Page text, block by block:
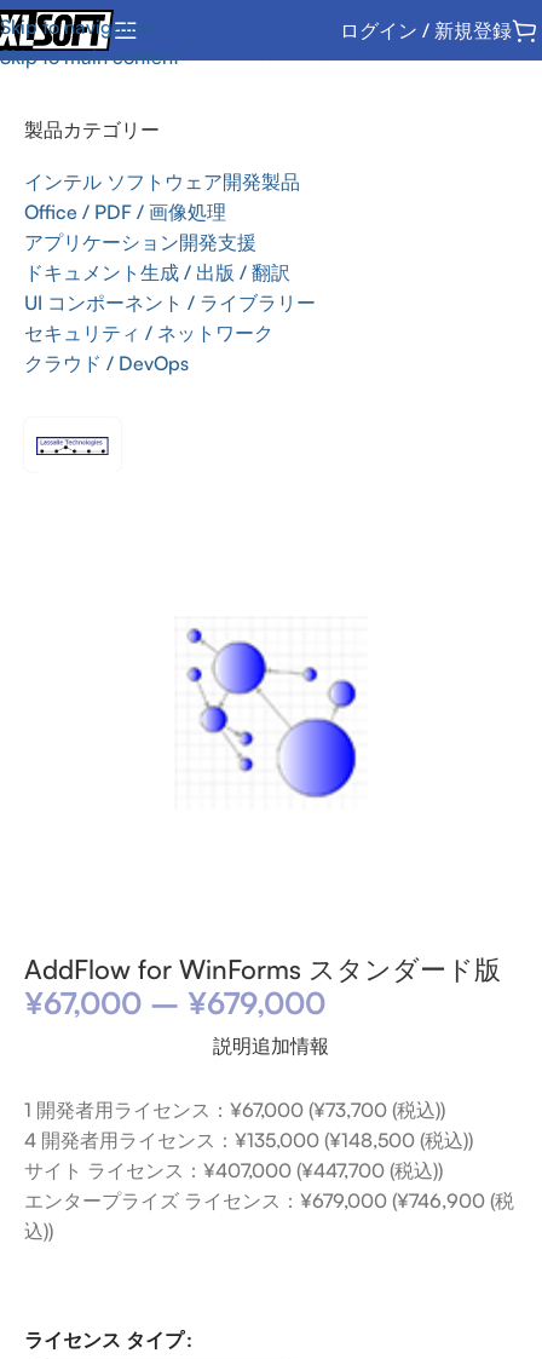
Skip to navigation
Skip to main content
ログイン / 新規登録
ホーム/UI コンポーネント / ライブラリー
製品カテゴリー
インテル ソフトウェア開発製品
Office / PDF / 画像処理
アプリケーション開発支援
ドキュメント生成 / 出版 / 翻訳
UI コンポーネント / ライブラリー
セキュリティ / ネットワーク
クラウド / DevOps
AddFlow for WinForms スタンダード版
¥67,000 – ¥679,000
説明追加情報
1 開発者用ライセンス：¥67,000 (¥73,700 (税込))
4 開発者用ライセンス：¥135,000 (¥148,500 (税込))
サイト ライセンス：¥407,000 (¥447,700 (税込))
エンタープライズ ライセンス：¥679,000 (¥746,900 (税
込))
ライセンス タイプ